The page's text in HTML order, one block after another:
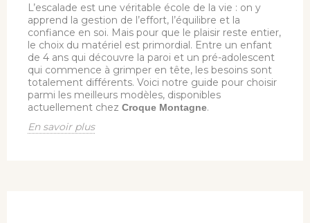
L’escalade est une véritable école de la vie : on y
apprend la gestion de l’effort, l’équilibre et la
confiance en soi. Mais pour que le plaisir reste entier,
le choix du matériel est primordial. Entre un enfant
de 4 ans qui découvre la paroi et un pré-adolescent
qui commence à grimper en tête, les besoins sont
totalement différents. Voici notre guide pour choisir
parmi les meilleurs modèles, disponibles
actuellement chez Croque Montagne.
En savoir plus